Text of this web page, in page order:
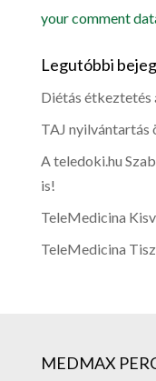
your comment
Legutóbbi
Diétás étkeztetés
TAJ nyilvántartás
A teledoki.hu
is!
TeleMedicina
TeleMedicina
MEDMAX